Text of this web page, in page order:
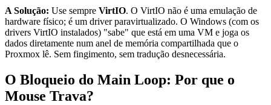
A Solução: Use sempre VirtIO. O VirtIO não é uma emulação de
hardware físico; é um driver paravirtualizado. O Windows (com os
drivers VirtIO instalados) "sabe" que está em uma VM e joga os
dados diretamente num anel de memória compartilhada que o
Proxmox lê. Sem fingimento, sem tradução desnecessária.
O Bloqueio do Main Loop: Por que o
Mouse Trava?